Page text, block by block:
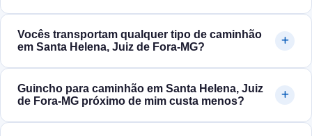
Vocês transportam qualquer tipo de caminhão
em Santa Helena, Juiz de Fora‑MG?
Guincho para caminhão em Santa Helena, Juiz
de Fora‑MG próximo de mim custa menos?